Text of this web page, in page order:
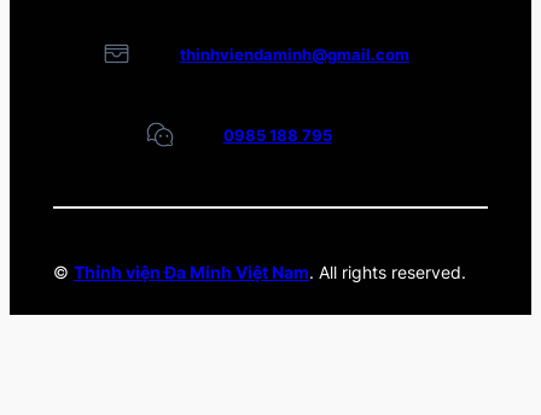
thinhviendaminh@gmail.com
0985 188 795
© Thỉnh viện Đa Minh Việt Nam. All rights reserved.